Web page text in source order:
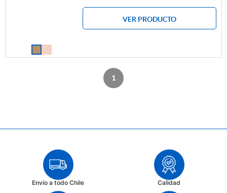
VER PRODUCTO
1
Envío a todo Chile Calidad